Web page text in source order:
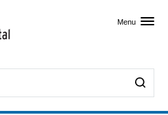
Menu